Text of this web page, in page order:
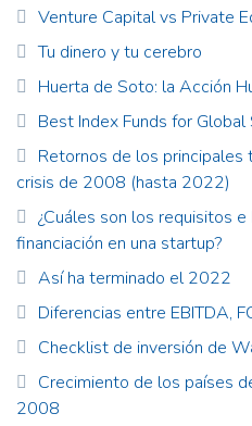
Venture Capital vs Private
Tu dinero y tu cerebro
Huerta de Soto: la Acción
Best Index Funds for
Retornos de los
crisis de 2008 (hasta 2022)
¿Cuáles son los requisitos
financiación en una startup?
Así ha terminado el 2022
Diferencias entre EBITDA,
Checklist de inversión de
Crecimiento de los países
2008